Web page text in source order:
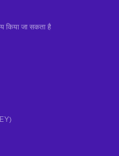
किया जा सकता है